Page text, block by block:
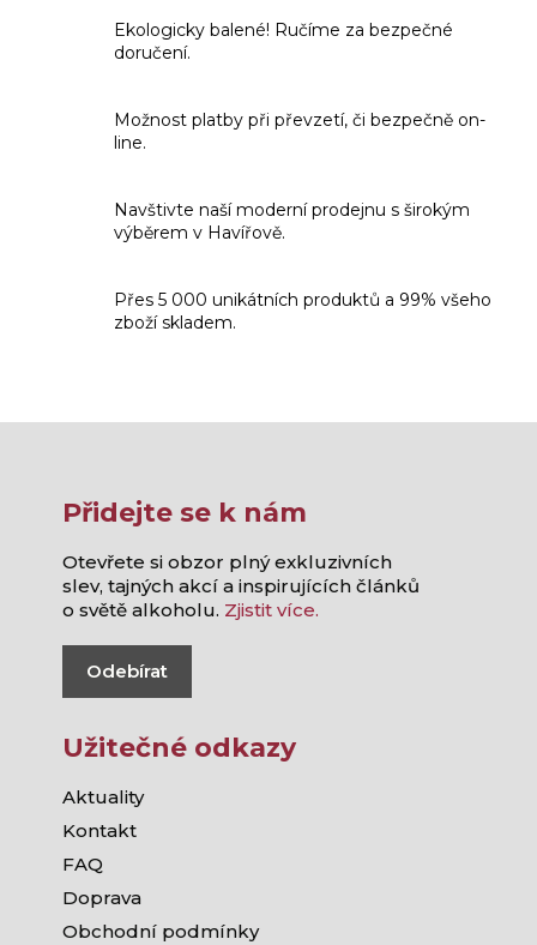
d
p
y
v
p
i
Ekologicky balené! Ručíme za bezpečné
doručení.
Možnost platby při převzetí, či bezpečně on-
line.
Navštivte naší moderní prodejnu s širokým
výběrem v Havířově.
Přes 5 000 unikátních produktů a 99% všeho
zboží skladem.
Přidejte se k nám
Otevřete si obzor plný exkluzivních
slev, tajných akcí a inspirujících článků
o světě alkoholu. Zjistit více.
Odebírat
Užitečné odkazy
Aktuality
Kontakt
FAQ
Doprava
Obchodní podmínky